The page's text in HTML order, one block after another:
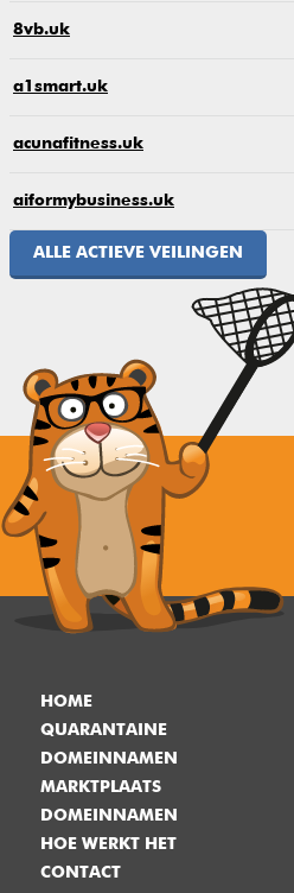
8vb.uk
a1smart.uk
acunafitness.uk
aiformybusiness.uk
ALLE ACTIEVE VEILINGEN
HOME
QUARANTAINE
DOMEINNAMEN
MARKTPLAATS
DOMEINNAMEN
HOE WERKT HET
CONTACT